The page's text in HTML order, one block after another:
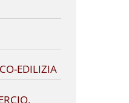
EDILIZIA